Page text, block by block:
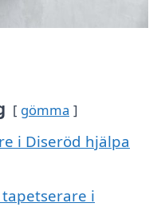
gömma
i Diseröd hjälpa
i